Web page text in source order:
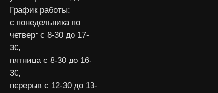
График работы:
с понедельника по
четверг с 8-30 до 17-
30,
пятница с 8-30 до 16-
30,
перерыв с 12-30 до 13-